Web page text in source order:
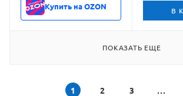
Купить на OZON В
ПОКАЗАТЬ ЕЩЕ
1 2 3